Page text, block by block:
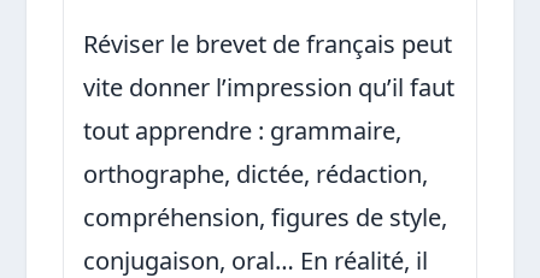
Réviser le brevet de français peut
vite donner l’impression qu’il faut
tout apprendre : grammaire,
orthographe, dictée, rédaction,
compréhension, figures de style,
conjugaison, oral… En réalité, il